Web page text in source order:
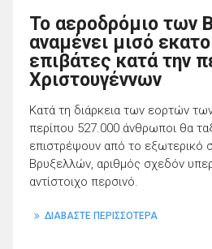
Το αεροδρόμιο των
αναμένει μισό
επιβάτες κατά την
Χριστουγέννων
Κατά τη διάρκεια των εορτών
περίπου 527.000 άνθρωποι θα
επιστρέψουν από το εξωτερικό
Βρυξελλών, αριθμός σχεδόν
αντίστοιχο περσινό.
ΔΙΑΒΑΣΤΕ ΠΕΡΙΣΣΟΤΕΡΑ